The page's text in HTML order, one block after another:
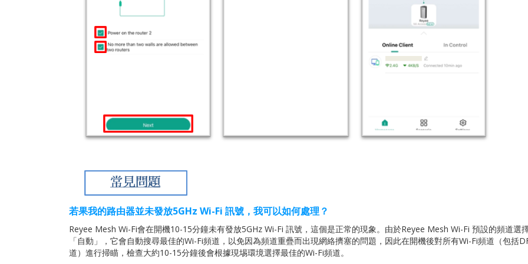
若果我的路由器並未發放5GHz Wi-Fi 訊號，我可以如何處理？
Reyee Mesh Wi-Fi會在開機10-15分鐘未有發放5GHz Wi-Fi 訊號，這個是正常的現象。由於Reyee Mesh Wi-Fi 預設的頻道選
「自動」，它會自動搜尋最佳的Wi-Fi頻道，以免因為頻道重疊而出現網絡擠塞的問題，因此在開機後對所有Wi-Fi頻道（包括
道）進行掃瞄，檢查大約10-15分鐘後會根據現埸環境選擇最佳的Wi-Fi頻道。